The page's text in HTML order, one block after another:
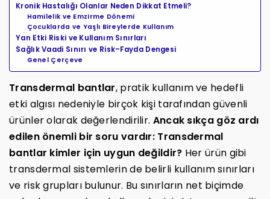
Kronik Hastalığı Olanlar Neden Dikkat Etmeli?
Hamilelik ve Emzirme Dönemi
Çocuklarda ve Yaşlı Bireylerde Kullanım
Yan Etki Riski ve Kullanım Sınırları
Sağlık Vaadi Sınırı ve Risk–Fayda Dengesi
Genel Çerçeve
Transdermal bantlar, pratik kullanım ve hedefli
etki algısı nedeniyle birçok kişi tarafından güvenli
ürünler olarak değerlendirilir. Ancak sıkça göz ardı
edilen önemli bir soru vardır: Transdermal
bantlar kimler için uygun değildir? Her ürün gibi
transdermal sistemlerin de belirli kullanım sınırları
ve risk grupları bulunur. Bu sınırların net biçimde